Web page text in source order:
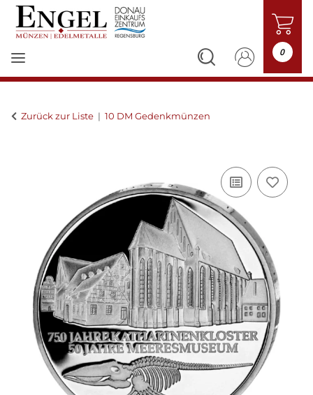
0
Zurück zur Liste 10 DM Gedenkmünzen